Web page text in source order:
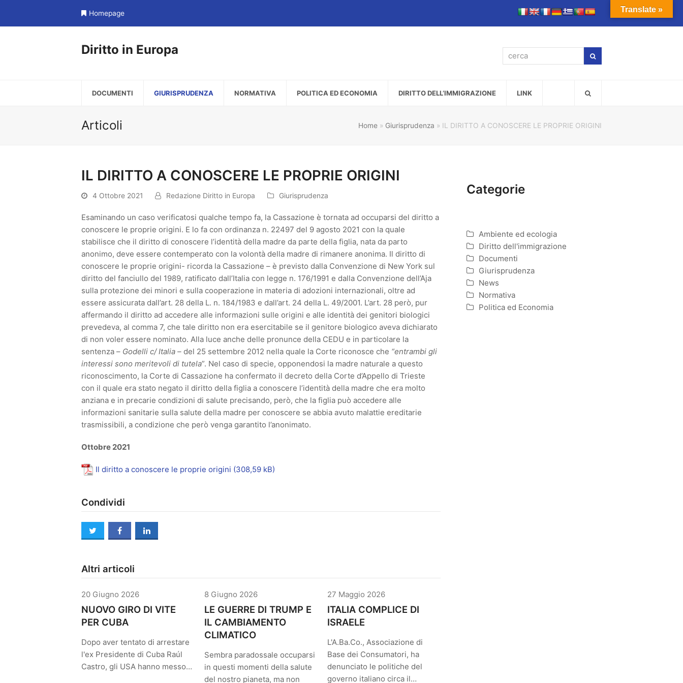
Homepage
Diritto in Europa cerca
DOCUMENTI GIURISPRUDENZA NORMATIVA POLITICA ED ECONOMIA DIRITTO DELL’IMMIGRAZIONE LINK
Articoli Home » Giurisprudenza » IL DIRITTO A CONOSCERE LE PROPRIE ORIGINI
IL DIRITTO A CONOSCERE LE PROPRIE ORIGINI
4 Ottobre 2021 Redazione Diritto in Europa Giurisprudenza
Esaminando un caso verificatosi qualche tempo fa, la Cassazione è tornata ad occuparsi del diritto a
conoscere le proprie origini. E lo fa con ordinanza n. 22497 del 9 agosto 2021 con la quale
stabilisce che il diritto di conoscere l’identità della madre da parte della figlia, nata da parto
anonimo, deve essere contemperato con la volontà della madre di rimanere anonima. Il diritto di
conoscere le proprie origini- ricorda la Cassazione – è previsto dalla Convenzione di New York sul
diritto del fanciullo del 1989, ratificato dall’Italia con legge n. 176/1991 e dalla Convenzione dell’Aja
sulla protezione dei minori e sulla cooperazione in materia di adozioni internazionali, oltre ad
essere assicurata dall’art. 28 della L. n. 184/1983 e dall’art. 24 della L. 49/2001. L’art. 28 però, pur
affermando il diritto ad accedere alle informazioni sulle origini e alle identità dei genitori biologici
prevedeva, al comma 7, che tale diritto non era esercitabile se il genitore biologico aveva dichiarato
di non voler essere nominato. Alla luce anche delle pronunce della CEDU e in particolare la
sentenza – Godelli c/ Italia – del 25 settembre 2012 nella quale la Corte riconosce che “entrambi gli
interessi sono meritevoli di tutela”. Nel caso di specie, opponendosi la madre naturale a questo
riconoscimento, la Corte di Cassazione ha confermato il decreto della Corte d’Appello di Trieste
con il quale era stato negato il diritto della figlia a conoscere l’identità della madre che era molto
anziana e in precarie condizioni di salute precisando, però, che la figlia può accedere alle
informazioni sanitarie sulla salute della madre per conoscere se abbia avuto malattie ereditarie
trasmissibili, a condizione che però venga garantito l’anonimato.
Ottobre 2021
Il diritto a conoscere le proprie origini
Condividi
twitter facebooklinkedin
Altri articoli
20 Giugno 2026
NUOVO GIRO DI VITE
PER CUBA
Dopo aver tentato di arrestare
l'ex Presidente di Cuba Raúl
Castro, gli USA hanno messo…
8 Giugno 2026
LE GUERRE DI TRUMP E
IL CAMBIAMENTO
CLIMATICO
Sembra paradossale occuparsi
in questi momenti della salute
del nostro pianeta, ma non
27 Maggio 2026
ITALIA COMPLICE DI
ISRAELE
L'A.Ba.Co., Associazione di
Base dei Consumatori, ha
denunciato le politiche del
governo italiano circa il…
Categorie
Ambiente ed ecologia
Diritto dell'immigrazione
Documenti
Giurisprudenza
News
Normativa
Politica ed Economia
Translate »